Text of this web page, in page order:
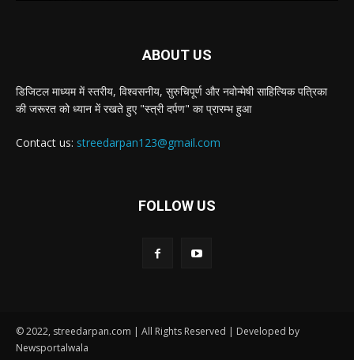
ABOUT US
डिजिटल माध्यम में स्तरीय, विश्वसनीय, सुरुचिपूर्ण और नवोन्मेषी साहित्यिक पत्रिका
की जरूरत को ध्यान में रखते हुए "स्त्री दर्पण" का प्रारम्भ हुआ
Contact us: streedarpan123@gmail.com
FOLLOW US
© 2022, streedarpan.com | All Rights Reserved | Developed by
Newsportalwala